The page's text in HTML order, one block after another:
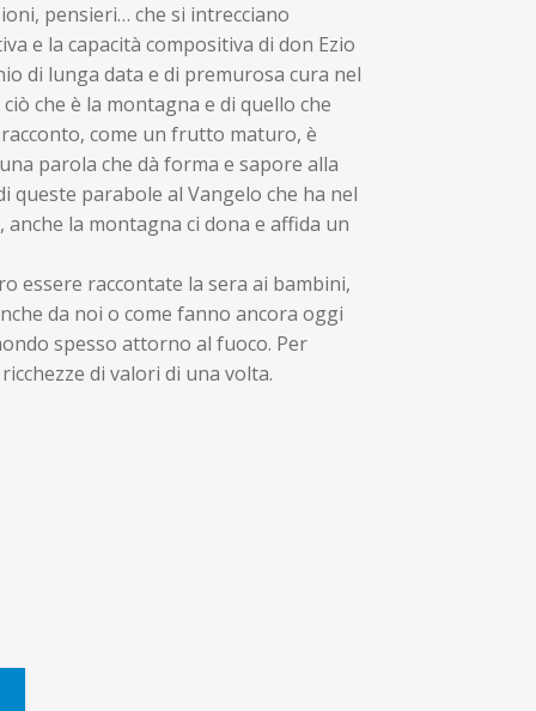
pensieri… che si intrecciano
e la capacità compositiva di don Ezio
di lunga data e di premurosa cura nel
che è la montagna e di quello che
come un frutto maturo, è
parola che dà forma e sapore alla
queste parabole al Vangelo che ha nel
anche la montagna ci dona e affida un
essere raccontate la sera ai bambini,
da noi o come fanno ancora oggi
spesso attorno al fuoco. Per
di valori di una volta.